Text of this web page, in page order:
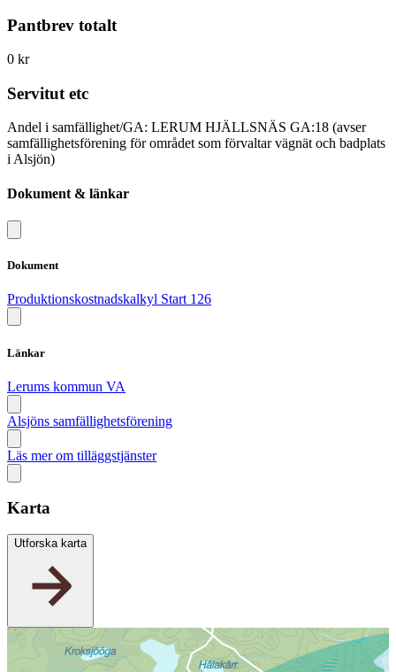
Pantbrev totalt
0 kr
Servitut etc
Andel i samfällighet/GA: LERUM HJÄLLSNÄS GA:18 (avser
samfällighetsförening för området som förvaltar vägnät och badplats
i Alsjön)
Dokument & länkar
Dokument
Produktionskostnadskalkyl Start 126
Länkar
Lerums kommun VA
Alsjöns samfällighetsförening
Läs mer om tilläggstjänster
Karta
Utforska karta